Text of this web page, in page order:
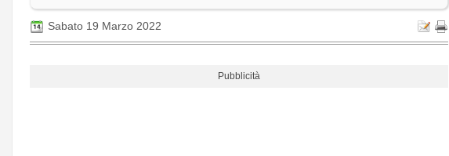
Sabato 19 Marzo 2022
Pubblicità